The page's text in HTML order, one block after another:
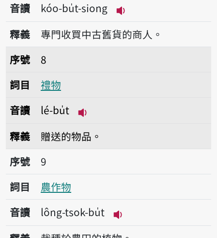
音讀
kóo-bu̍t-siong
播放音讀kóo-bu̍t-
釋義
專門收買中古舊貨的商人。
序號8禮物
序號
8
詞目
禮物
音讀
lé-bu̍t
釋義
贈送的物品。
序號9農作物
序號
9
詞目
農作物
音讀
lông-tsok-bu̍t
播放音讀lông-tsok-